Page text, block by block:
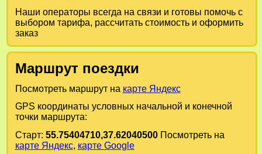
Наши операторы всегда на связи и готовы помочь с
выбором тарифа, рассчитать стоимость и оформить
заказ
Маршрут поездки
Посмотреть маршрут на карте Яндекс
GPS координаты условных начальной и конечной
точки маршрута:
Старт: 55.75404710,37.62040500Посмотреть на
карте Яндекс, карте Google